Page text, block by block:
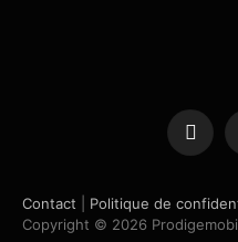
Contact Politique de
Copyright © 2026